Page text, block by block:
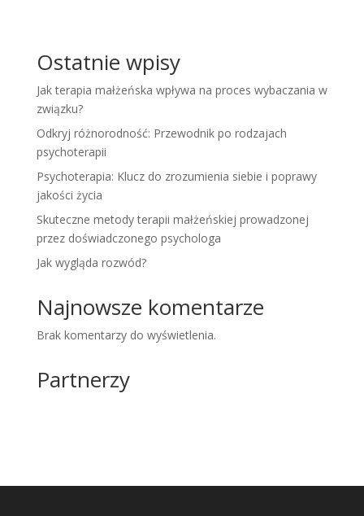
Ostatnie wpisy
Jak terapia małżeńska wpływa na proces wybaczania w
związku?
Odkryj różnorodność: Przewodnik po rodzajach
psychoterapii
Psychoterapia: Klucz do zrozumienia siebie i poprawy
jakości życia
Skuteczne metody terapii małżeńskiej prowadzonej
przez doświadczonego psychologa
Jak wygląda rozwód?
Najnowsze komentarze
Brak komentarzy do wyświetlenia.
Partnerzy